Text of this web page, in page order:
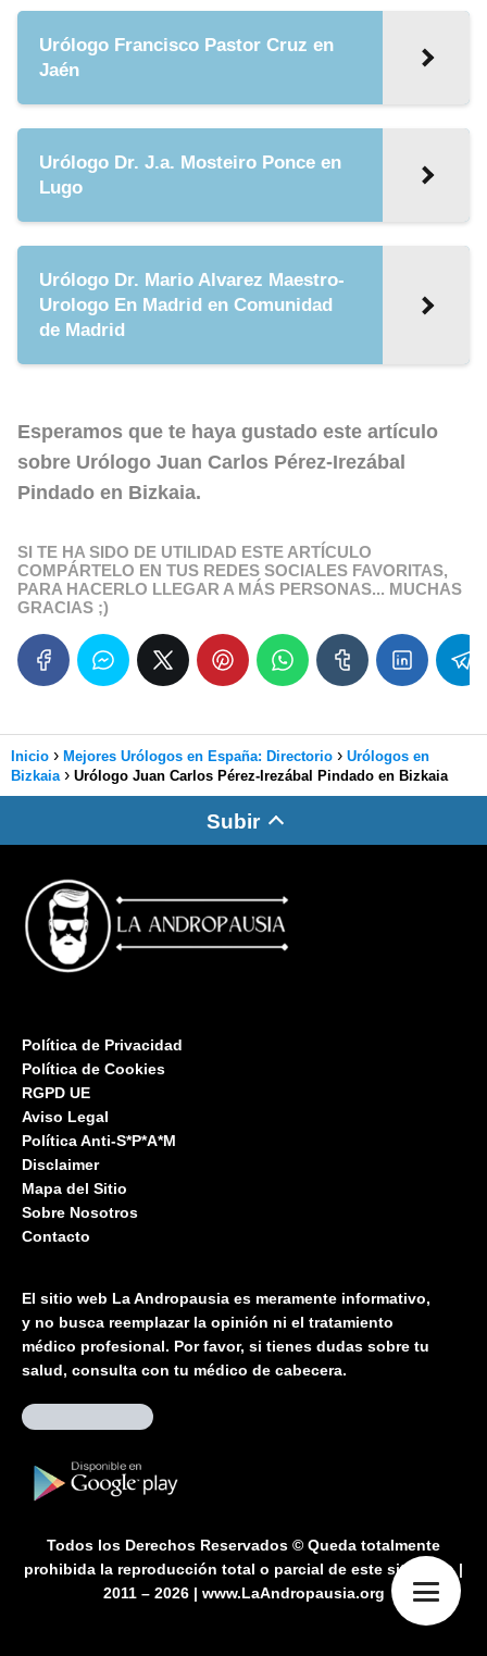
Urólogo Francisco Pastor Cruz en
Jaén
Urólogo Dr. J.a. Mosteiro Ponce en
Lugo
Urólogo Dr. Mario Alvarez Maestro-
Urologo En Madrid en Comunidad
de Madrid
Esperamos que te haya gustado este artículo
sobre Urólogo Juan Carlos Pérez-Irezábal
Pindado en Bizkaia.
SI TE HA SIDO DE UTILIDAD ESTE ARTÍCULO
COMPÁRTELO EN TUS REDES SOCIALES FAVORITAS,
PARA HACERLO LLEGAR A MÁS PERSONAS... MUCHAS
GRACIAS ;)
Inicio Mejores Urólogos en España: Directorio
Urólogos en
Bizkaia
Urólogo Juan Carlos Pérez-Irezábal Pindado en Bizkaia
Subir
Política de Privacidad
Política de Cookies
RGPD UE
Aviso Legal
Política Anti-S*P*A*M
Disclaimer
Mapa del Sitio
Sobre Nosotros
Contacto
El sitio web La Andropausia es meramente informativo,
y no busca reemplazar la opinión ni el tratamiento
médico profesional. Por favor, si tienes dudas sobre tu
salud, consulta con tu médico de cabecera.
Todos los Derechos Reservados © Queda totalmente
prohibida la reproducción total o parcial de este sitio web |
2011 – 2026 | www.LaAndropausia.org